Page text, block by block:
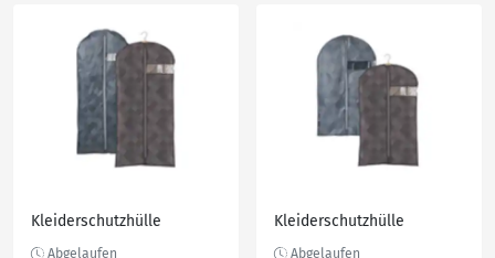
Kleiderschutzhülle Kleiderschutzhülle